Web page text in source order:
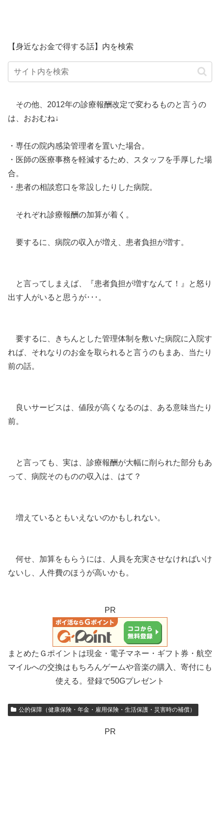
【身近なお金で得する話】内を検索
その他、2012年の診療報酬改定で変わるものと言うの
は、おおむね↓
・専任の院内感染管理者を置いた場合。
・医師の医療事務を軽減するため、スタッフを手厚した場
合。
・患者の相談窓口を常設したりした病院。
それぞれ診療報酬の加算が着く。
要するに、病院の収入が増え、患者負担が増す。
と言ってしまえば、『患者負担が増すなんて！』と怒り
出す人がいると思うが･･･。
要するに、きちんとした管理体制を敷いた病院に入院す
れば、それなりのお金を取られると言うのもまあ、当たり
前の話。
良いサービスは、値段が高くなるのは、ある意味当たり
前。
と言っても、実は、診療報酬が大幅に削られた部分もあ
って、病院そのものの収入は、はて？
増えているともいえないのかもしれない。
何せ、加算をもらうには、人員を充実させなければいけ
ないし、人件費のほうが高いかも。
PR
まとめたＧポイントは現金・電子マネー・ギフト券・航空
マイルへの交換はもちろんゲームや音楽の購入、寄付にも
使える。登録で50Gプレゼント
公的保障（健康保険・年金・雇用保険・生活保護・災害時の補償）
PR